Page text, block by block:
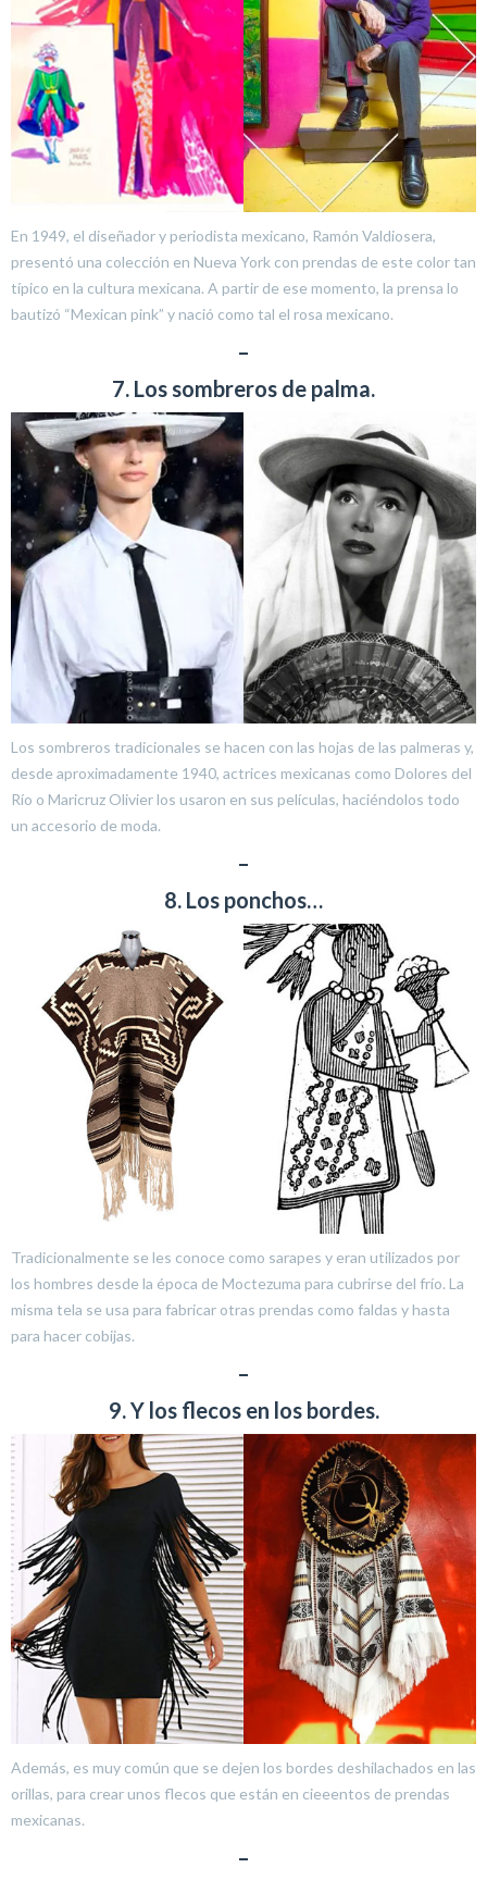
En 1949, el diseñador y periodista mexicano, Ramón Valdiosera,
presentó una colección en Nueva York con prendas de este color tan
típico en la cultura mexicana. A partir de ese momento, la prensa lo
bautizó “Mexican pink” y nació como tal el rosa mexicano.
–
7. Los sombreros de palma.
Los sombreros tradicionales se hacen con las hojas de las palmeras y,
desde aproximadamente 1940, actrices mexicanas como Dolores del
Río o Maricruz Olivier los usaron en sus películas, haciéndolos todo
un accesorio de moda.
–
8. Los ponchos…
Tradicionalmente se les conoce como sarapes y eran utilizados por
los hombres desde la época de Moctezuma para cubrirse del frío. La
misma tela se usa para fabricar otras prendas como faldas y hasta
para hacer cobijas.
–
9. Y los flecos en los bordes.
Además, es muy común que se dejen los bordes deshilachados en las
orillas, para crear unos flecos que están en cieeentos de prendas
mexicanas.
–